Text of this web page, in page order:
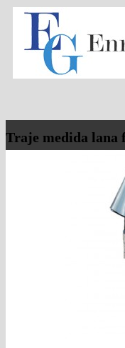
Traje medida lana